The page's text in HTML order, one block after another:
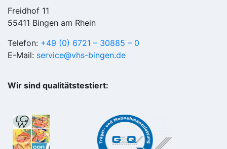
Freidhof 11
55411 Bingen am Rhein
Telefon: +49 (0) 6721 – 30885 – 0
E-Mail: service@vhs-bingen.de
Wir sind qualitätstestiert: